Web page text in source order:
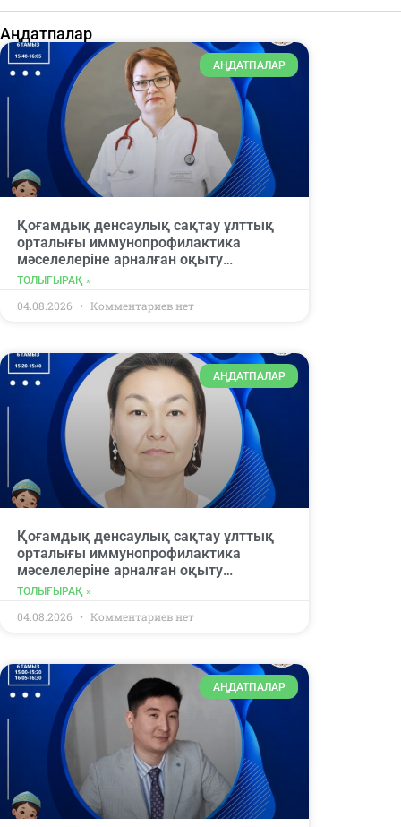
Аңдатпалар
АҢДАТПАЛАР
Қоғамдық денсаулық сақтау ұлттық
орталығы иммунопрофилактика
мәселелеріне арналған оқыту
вебинарына қатысуға шақырады.
ТОЛЫҒЫРАҚ »
04.08.2026 Комментариев нет
АҢДАТПАЛАР
Қоғамдық денсаулық сақтау ұлттық
орталығы иммунопрофилактика
мәселелеріне арналған оқыту
вебинарына қатысуға шақырады.
ТОЛЫҒЫРАҚ »
04.08.2026 Комментариев нет
АҢДАТПАЛАР